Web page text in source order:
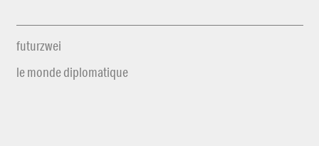
futurzwei
le monde diplomatique